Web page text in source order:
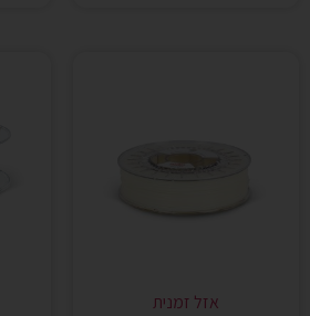
אזל זמנית